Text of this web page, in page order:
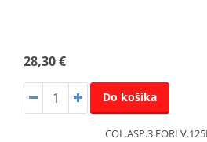
28,30 €
Do košíka
COL.ASP.3 FORI